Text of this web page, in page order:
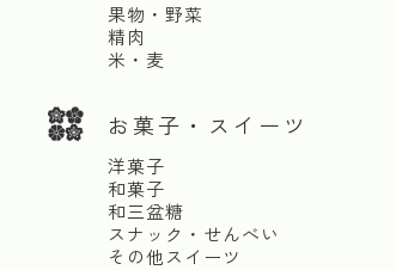
果物・野菜
精肉
米・麦
お菓子・スイーツ
洋菓子
和菓子
和三盆糖
スナック・せんべい
その他スイーツ